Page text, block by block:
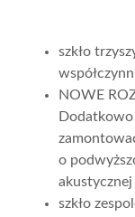
szkło
NOWE
o
szkło